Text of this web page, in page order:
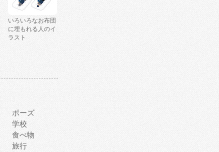
いろいろなお布団
に埋もれる人のイ
ラスト
ポーズ
学校
食べ物
旅行